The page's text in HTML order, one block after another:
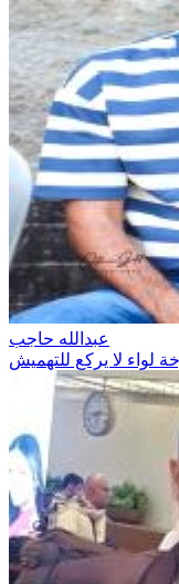
عبدالله حاجب
لواء لا يركع للتهميش